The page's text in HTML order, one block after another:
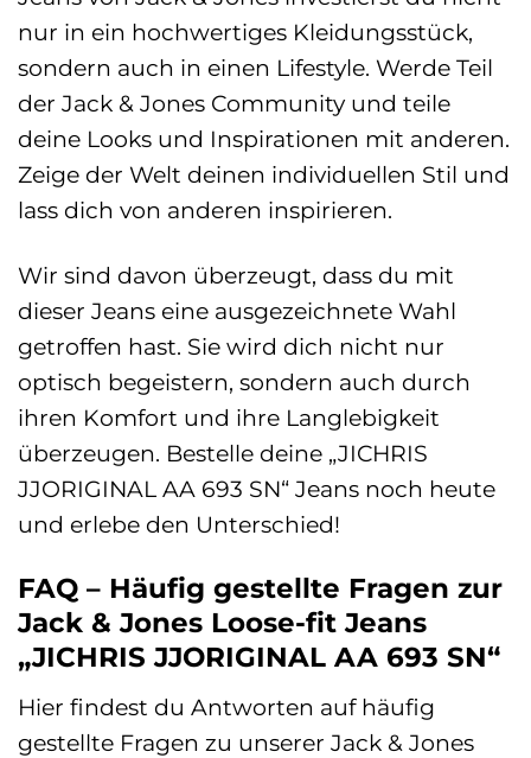
nur in ein hochwertiges Kleidungsstück,
sondern auch in einen Lifestyle. Werde Teil
der Jack & Jones Community und teile
deine Looks und Inspirationen mit anderen.
Zeige der Welt deinen individuellen Stil und
lass dich von anderen inspirieren.
Wir sind davon überzeugt, dass du mit
dieser Jeans eine ausgezeichnete Wahl
getroffen hast. Sie wird dich nicht nur
optisch begeistern, sondern auch durch
ihren Komfort und ihre Langlebigkeit
überzeugen. Bestelle deine „JICHRIS
JJORIGINAL AA 693 SN“ Jeans noch heute
und erlebe den Unterschied!
FAQ – Häufig gestellte Fragen zur
Jack & Jones Loose-fit Jeans
„JICHRIS JJORIGINAL AA 693 SN“
Hier findest du Antworten auf häufig
gestellte Fragen zu unserer Jack & Jones